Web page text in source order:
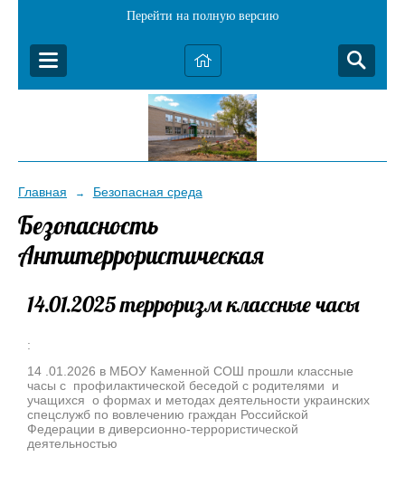
Перейти на полную версию
Главная → Безопасная среда
Безопасность
Антитеррористическая
14.01.2025 терроризм классные часы
:
14 .01.2026 в МБОУ Каменной СОШ прошли классные
часы с профилактической беседой с родителями и
учащихся о формах и методах деятельности украинских
спецслужб по вовлечению граждан Российской
Федерации в диверсионно-террористической
деятельностью